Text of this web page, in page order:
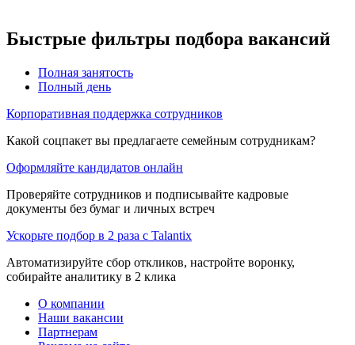
Быстрые фильтры подбора вакансий
Полная занятость
Полный день
Корпоративная поддержка сотрудников
Какой соцпакет вы предлагаете семейным сотрудникам?
Оформляйте кандидатов онлайн
Проверяйте сотрудников и подписывайте кадровые
документы без бумаг и личных встреч
Ускорьте подбор в 2 раза с Talantix
Автоматизируйте сбор откликов, настройте воронку,
собирайте аналитику в 2 клика
О компании
Наши вакансии
Партнерам